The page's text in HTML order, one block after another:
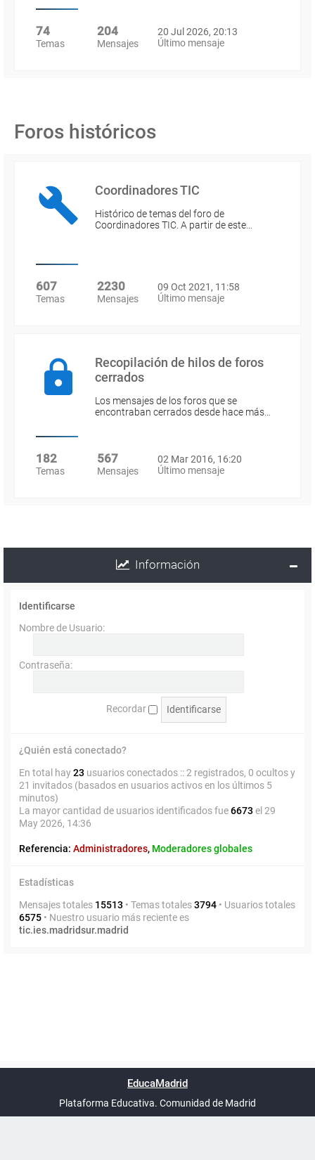
74
Temas
204
Mensajes
20 Jul 2026, 20:13
Último mensaje
Foros históricos
Coordinadores TIC
Histórico de temas del foro de
Coordinadores TIC. A partir de este…
607
Temas
2230
Mensajes
09 Oct 2021, 11:58
Último mensaje
Recopilación de hilos de foros
cerrados
Los mensajes de los foros que se
encontraban cerrados desde hace más…
182
Temas
567
Mensajes
02 Mar 2016, 16:20
Último mensaje
Información
Identificarse
Nombre de Usuario:
Contraseña:
Recordar
¿Quién está conectado?
En total hay23 usuarios conectados :: 2 registrados, 0 ocultos y
21 invitados (basados en usuarios activos en los últimos 5
minutos)
La mayor cantidad de usuarios identificados fue6673 el 29
May 2026, 14:36
Referencia: Administradores, Moderadores globales
Estadísticas
Mensajes totales 15513 • Temas totales3794 • Usuarios totales
6575 • Nuestro usuario más reciente es
tic.ies.madridsur.madrid
UTC+02:00
phpBB España
EducaMadrid
Plataforma Educativa. Comunidad de Madrid